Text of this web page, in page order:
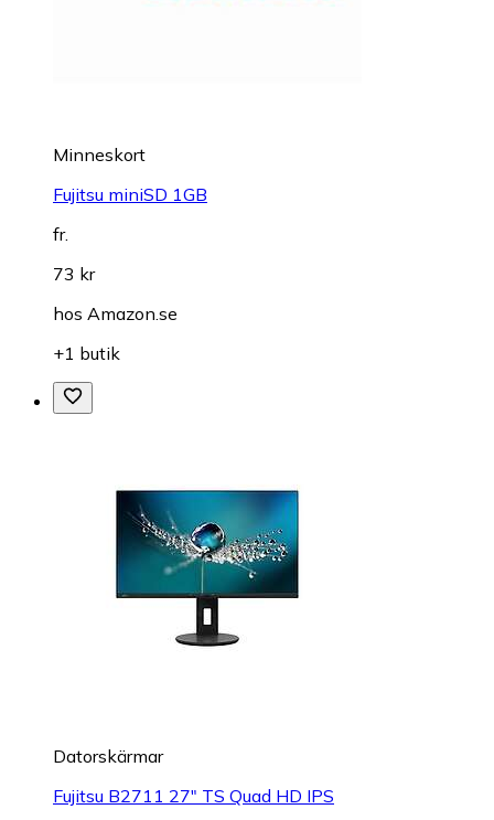
Minneskort
Fujitsu miniSD 1GB
fr.
73 kr
hos Amazon.se
+1 butik
Datorskärmar
Fujitsu B2711 27" TS Quad HD IPS